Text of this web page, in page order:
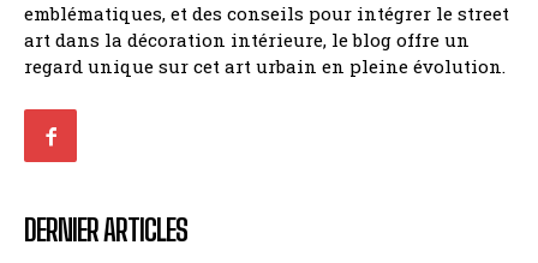
emblématiques, et des conseils pour intégrer le street
art dans la décoration intérieure, le blog offre un
regard unique sur cet art urbain en pleine évolution.
DERNIER ARTICLES